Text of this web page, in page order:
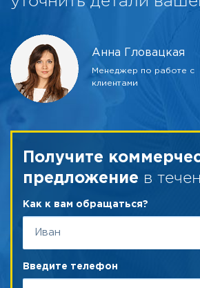
Анна Гловацкая
Менеджер по работе с
клиентами
Получите
предложение в
Как к вам обращаться?
Введите телефон